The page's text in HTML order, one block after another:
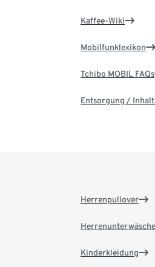
Kaffee-Wiki
Mobilfunklexikon
Tchibo MOBIL FAQs
Entsorgung /
Herrenpullover
Herrenunterwäsche
Kinderkleidung